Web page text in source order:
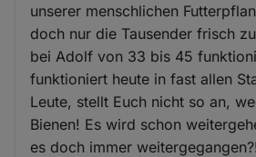
unserer menschlichen
doch nur die Tausender frisch
bei Adolf von 33 bis 45
funktioniert heute in fast allen
Leute, stellt Euch nicht so an,
Bienen! Es wird schon
es doch immer